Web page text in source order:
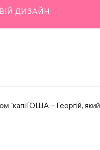
ДИЗАЙН
“капіГОША – Георгій, який